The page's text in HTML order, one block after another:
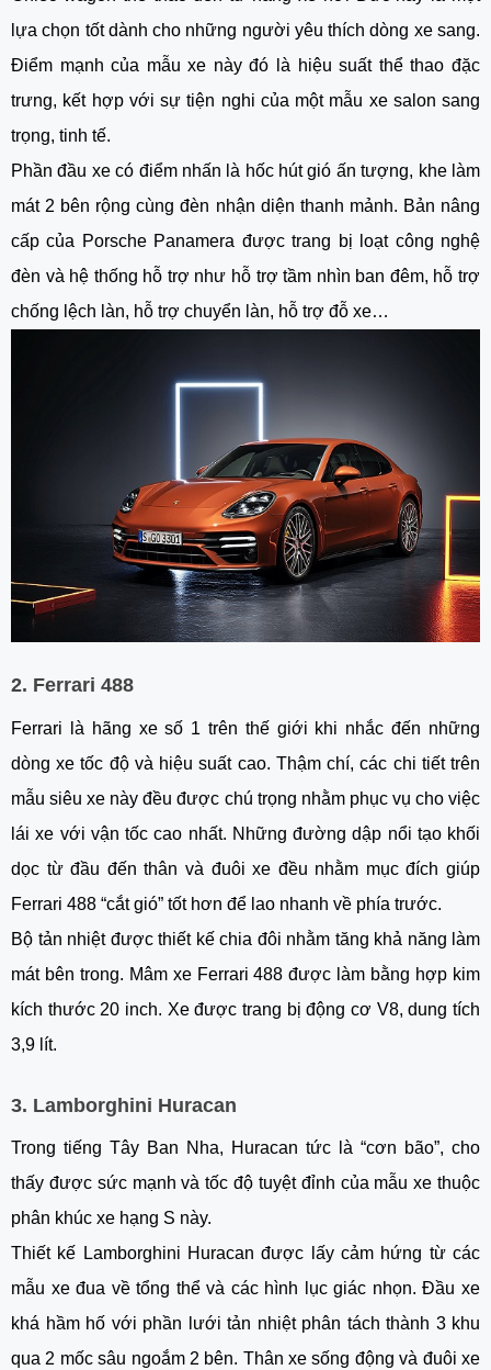
lựa chọn tốt dành cho những người yêu thích dòng xe sang.
Điểm mạnh của mẫu xe này đó là hiệu suất thể thao đặc
trưng, kết hợp với sự tiện nghi của một mẫu xe salon sang
trọng, tinh tế.
Phần đầu xe có điểm nhấn là hốc hút gió ấn tượng, khe làm
mát 2 bên rộng cùng đèn nhận diện thanh mảnh. Bản nâng
cấp của Porsche Panamera được trang bị loạt công nghệ
đèn và hệ thống hỗ trợ như hỗ trợ tầm nhìn ban đêm, hỗ trợ
chống lệch làn, hỗ trợ chuyển làn, hỗ trợ đỗ xe…
2. Ferrari 488
Ferrari là hãng xe số 1 trên thế giới khi nhắc đến những
dòng xe tốc độ và hiệu suất cao. Thậm chí, các chi tiết trên
mẫu siêu xe này đều được chú trọng nhằm phục vụ cho việc
lái xe với vận tốc cao nhất. Những đường dập nổi tạo khối
dọc từ đầu đến thân và đuôi xe đều nhằm mục đích giúp
Ferrari 488 “cắt gió” tốt hơn để lao nhanh về phía trước.
Bộ tản nhiệt được thiết kế chia đôi nhằm tăng khả năng làm
mát bên trong. Mâm xe Ferrari 488 được làm bằng hợp kim
kích thước 20 inch. Xe được trang bị động cơ V8, dung tích
3,9 lít.
3. Lamborghini Huracan
Trong tiếng Tây Ban Nha, Huracan tức là “cơn bão”, cho
thấy được sức mạnh và tốc độ tuyệt đỉnh của mẫu xe thuộc
phân khúc xe hạng S này.
Thiết kế Lamborghini Huracan được lấy cảm hứng từ các
mẫu xe đua về tổng thể và các hình lục giác nhọn. Đầu xe
khá hầm hố với phần lưới tản nhiệt phân tách thành 3 khu
qua 2 mốc sâu ngoắm 2 bên. Thân xe sống động và đuôi xe